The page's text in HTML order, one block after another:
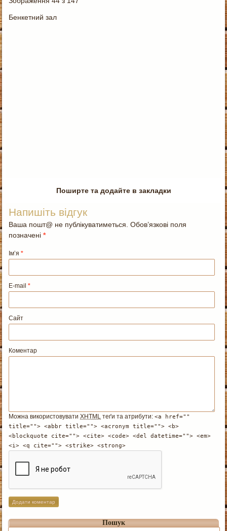
Бенкетний зал
Поширте та додайте в закладки
Напишіть відгук
Ваша пошт@ не публікуватиметься. Обов’язкові поля
позначені*
Ім’я*
E-mail*
Сайт
Коментар
Можна використовуватиXHTML теґи та атрибути:<a href=""
title=""> <abbr title=""> <acronym title=""> <b>
<blockquote cite=""> <cite> <code> <del datetime=""> <em>
<i> <q cite=""> <strike> <strong>
Пошук